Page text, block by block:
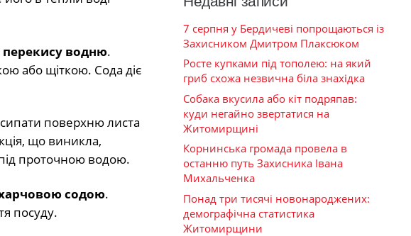
перекису водню.
або щіткою. Сода діє
поверхню листа
що виникла,
проточною водою.
харчовою содою.
посуду.
7 серпня у Бердичеві попрощаються із
Захисником Дмитром Плаксюком
Росте купками під тополею: на який
гриб схожа незвична біла знахідка
Собака вкусила або кіт подряпав:
куди негайно звертатися на
Житомирщині
Корнинська громада провела в
останню путь Захисника Івана
Михальченка
Понад три тисячі новонароджених:
демографічна статистика
Житомирщини